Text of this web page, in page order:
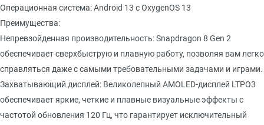
Операционная система: Android 13 с OxygenOS 13
Преимущества:
Непревзойденная производительность: Snapdragon 8 Gen 2
обеспечивает сверхбыструю и плавную работу, позволяя вам легко
справляться даже с самыми требовательными задачами и играми.
Захватывающий дисплей: Великолепный AMOLED-дисплей LTPO3
обеспечивает яркие, четкие и плавные визуальные эффекты с
частотой обновления 120 Гц, что гарантирует исключительный